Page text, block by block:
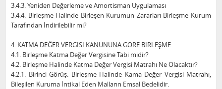
3.4.3. Yeniden Değerleme ve Amortisman Uygulaması
3.4.4. Birleşme Halinde Birleşen Kurumun Zararları Birleşme Kurum
Tarafından İndirilebilir mi?
4. KATMA DEĞER VERGİSİ KANUNUNA GÖRE BİRLEŞME
4.1. Birleşme Katma Değer Vergisine Tabi midir?
4.2. Birleşme Halinde Katma Değer Vergisi Matrahı Ne Olacaktır?
4.2.1. Birinci Görüş: Birleşme Halinde Kama Değer Vergisi Matrahı,
Bileşilen Kuruma İntikal Eden Malların Emsal Bedelidir.